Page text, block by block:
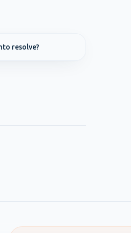
resolve?